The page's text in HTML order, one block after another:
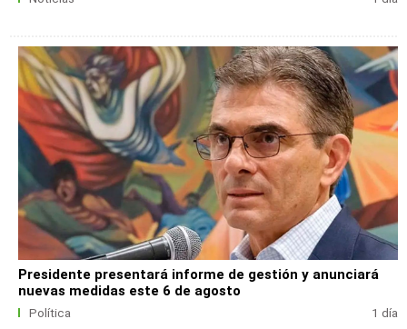
Presidente presentará informe de gestión y anunciará
nuevas medidas este 6 de agosto
Política 1 día